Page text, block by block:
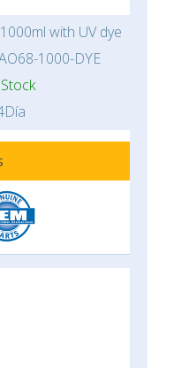
with UV dye
1000-DYE